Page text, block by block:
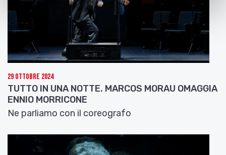
29 Ottobre 2024
TUTTO IN UNA NOTTE. MARCOS MORAU OMAGGIA
ENNIO MORRICONE
Ne parliamo con il coreografo